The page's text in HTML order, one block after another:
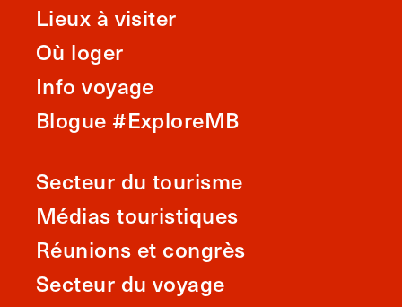
Lieux à visiter
Où loger
Info voyage
Blogue #ExploreMB
Secteur du tourisme
Médias touristiques
Réunions et congrès
Secteur du voyage